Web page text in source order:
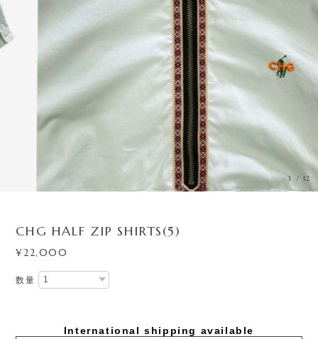
3 / 12
CHG HALF ZIP SHIRTS(5)
¥22,000
数量
International shipping available